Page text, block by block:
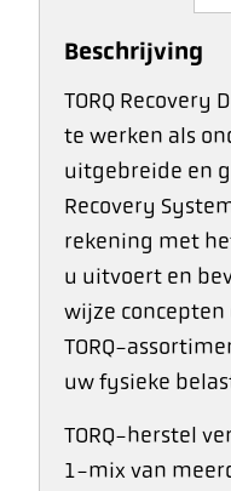
Beschrijving
TORQ Recovery
te werken als
uitgebreide en
Recovery
rekening met
u uitvoert en
wijze
TORQ-
uw fysieke
TORQ-herstel
1-mix van